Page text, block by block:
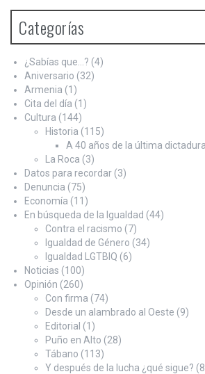
Categorías
¿Sabías que…? (4)
Aniversario (32)
Armenia (1)
Cita del día (1)
Cultura (144)
Historia (115)
A 40 años de la última dictadura
La Roca (3)
Datos para recordar (3)
Denuncia (75)
Economía (11)
En búsqueda de la Igualdad (44)
Contra el racismo (7)
Igualdad de Género (34)
Igualdad LGTBIQ (6)
Noticias (100)
Opinión (260)
Con firma (74)
Desde un alambrado al Oeste (9)
Editorial (1)
Puño en Alto (28)
Tábano (113)
Y después de la lucha ¿qué sigue?